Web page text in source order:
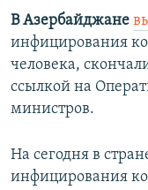
В Азербайджане
инфицирования
человека,
ссылкой на
министров.
На сегодня в
инфицирования